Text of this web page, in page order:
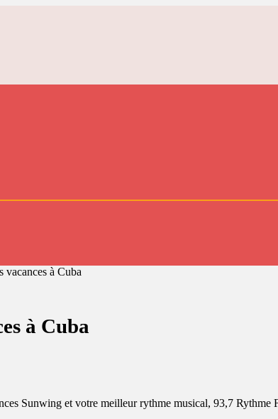
vacances à Cuba
à Cuba
Sunwing et votre meilleur rythme musical, 93,7 Rythme